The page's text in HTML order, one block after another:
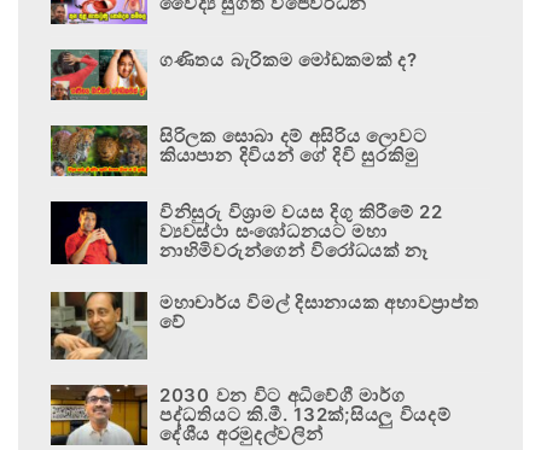
ගණිතය බැරිකම මෝඩකමක් ද?
සිරිලක සොබා දම් අසිරිය ලොවට
කියාපාන දිවියන් ගේ දිවි සුරකිමු
විනිසුරු විශ්‍රාම වයස දිගු කිරීමේ 22
ව්‍යවස්ථා සංශෝධනයට මහා
නාහිමිවරුන්ගෙන් විරෝධයක් නෑ
මහාචාර්ය විමල් දිසානායක අභාවප්‍රාප්ත
වේ
2030 වන විට අධිවේගී මාර්ග
පද්ධතියට කි.මී. 132ක්;සියලු වියදම්
දේශීය අරමුදල්වලින්